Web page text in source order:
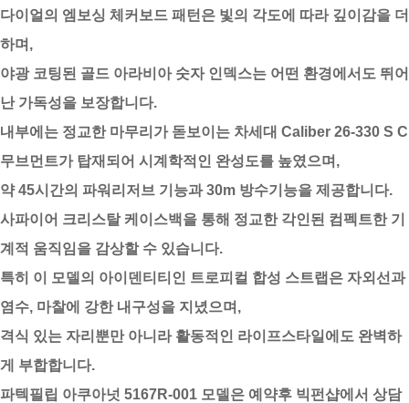
다이얼의 엠보싱 체커보드 패턴은 빛의 각도에 따라 깊이감을 더
하며,
야광 코팅된 골드 아라비아 숫자 인덱스는 어떤 환경에서도 뛰어
난 가독성을 보장합니다.
내부에는 정교한 마무리가 돋보이는 차세대 Caliber 26-330 S C
무브먼트가 탑재되어 시계학적인 완성도를 높였으며,
약 45시간의 파워리저브 기능과 30m 방수기능을 제공합니다.
사파이어 크리스탈 케이스백을 통해 정교한 각인된 컴펙트한 기
계적 움직임을 감상할 수 있습니다.
특히 이 모델의 아이덴티티인 트로피컬 합성 스트랩은 자외선과
염수, 마찰에 강한 내구성을 지녔으며,
격식 있는 자리뿐만 아니라 활동적인 라이프스타일에도 완벽하
게 부합합니다.
파텍필립 아쿠아넛 5167R-001 모델은 예약후 빅펀샵에서 상담